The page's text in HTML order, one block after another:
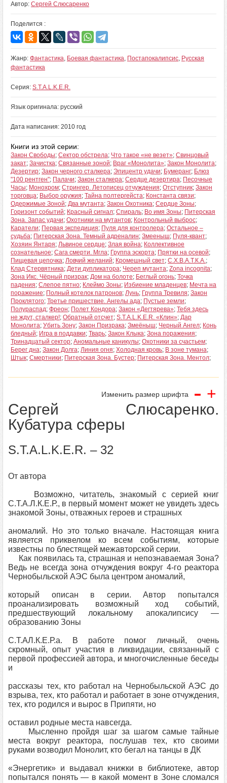
Автор: Сергей Слюсаренко
Поделится :
Жанр: Фантастика, Боевая фантастика, Постапокалипсис, Русская
фантастика
Серия: S.T.A.L.K.E.R.
Язык оригинала: русский
Дата написания: 2010 год
Книги из этой серии:
Закон Свободы; Сектор обстрела; Что такое «не везет»; Свинцовый
закат; Зачистка; Связанные зоной; Враг «Монолита»; Закон Монолита;
Дезертир; Закон черного сталкера; Эпицентр удачи; Бумеранг; Блюз
"100 рентген"; Палачи; Закон сталкера; Сердце дезертира; Песочные
Часы; Монохром; Стрингер. Летописец отчуждения; Отступник; Закон
торговца; Выбор оружия; Тайна полтергейста; Константа связи;
Одержимые Зоной; Два мутанта; Закон Охотника; Сердце Зоны;
Горизонт событий; Красный сигнал; Спираль; Во имя Зоны; Питерская
Зона. Запас удачи; Охотники на мутантов; Контрольный выброс;
Каратели; Первая экспедиция; Пуля для контролера; Остальное –
судьба; Питерская Зона. Темный адреналин; Змееныш; Пуля-квант;
Хозяин Янтаря; Львиное сердце; Злая война; Коллективное
сознательное; Сага смерти. Мгла; Группа эскорта; Прятки на осевой;
Пищевая цепочка; Ловчий желаний; Кромешный свет; С.Х.В.А.Т.К.А.;
Клад Стервятника; Дети дупликатора; Череп мутанта; Zona incognita;
Зона Икс. Чёрный призрак; Дом на болоте; Беглый огонь; Точка
падения; Слепое пятно; Клеймо Зоны; Избиение младенцев; Мечта на
поражение; Полный котелок патронов; Лунь; Группа Тревиля; Закон
Проклятого; Третье пришествие. Ангелы ада; Пустые земли;
Полураспад; Фреон; Полет Кондора; Закон «Дегтярева»; Тебя здесь
не ждут, сталкер!; Обратный отсчет; S.T.A.L.K.E.R. «Клин»; Дар
Монолита; Убить Зону; Закон Призрака; Змеёныш; Черный Ангел; Конь
бледный; Игра в поддавки; Тварь; Закон Клыка; Зона поражения;
Тринадцатый сектор; Аномальные каникулы; Охотники за счастьем;
Берег дна; Закон Долга; Линия огня; Холодная кровь; В зоне тумана;
Штык; Смертники; Питерская Зона. Бустер; Питерская Зона. Ментол;
Изменить размер шрифта - +
Сергей Слюсаренко.
Кубатура сферы
S.T.A.L.K.E.R. – 32
От автора
Возможно, читатель, знакомый с серией книг
С.Т.А.Л.К.Е.Р., в первый момент может не увидеть здесь
знакомой Зоны, отважных героев и страшных
аномалий. Но это только вначале. Настоящая книга
является приквелом ко всем событиям, которые
известны по блестящей межавторской серии.
Как появилась та, страшная и непознаваемая Зона?
Ведь не всегда зона отчуждения вокруг 4-го реактора
Чернобыльской АЭС была центром аномалий,
который описан в серии. Автор попытался
проанализировать возможный ход событий,
предшествующий локальному апокалипсису —
образованию Зоны
С.Т.АЛ.К.Е.Р.а. В работе помог личный, очень
скромный, опыт участия в ликвидации, связанный с
первой профессией автора, и многочисленные беседы
и
рассказы тех, кто работал на Чернобыльской АЭС до
взрыва, тех, кто работал и работает в зоне отчуждения,
тех, кто родился и вырос в Припяти, но
оставил родные места навсегда.
Мысленно пройдя шаг за шагом самые тайные
места вокруг реактора, послушав тех, кто своими
руками возводил Монолит, кто бегал на танцы в ДК
«Энергетик» и выдавал книжки в библиотеке, автор
попытался понять — в какой момент в Зоне сломался